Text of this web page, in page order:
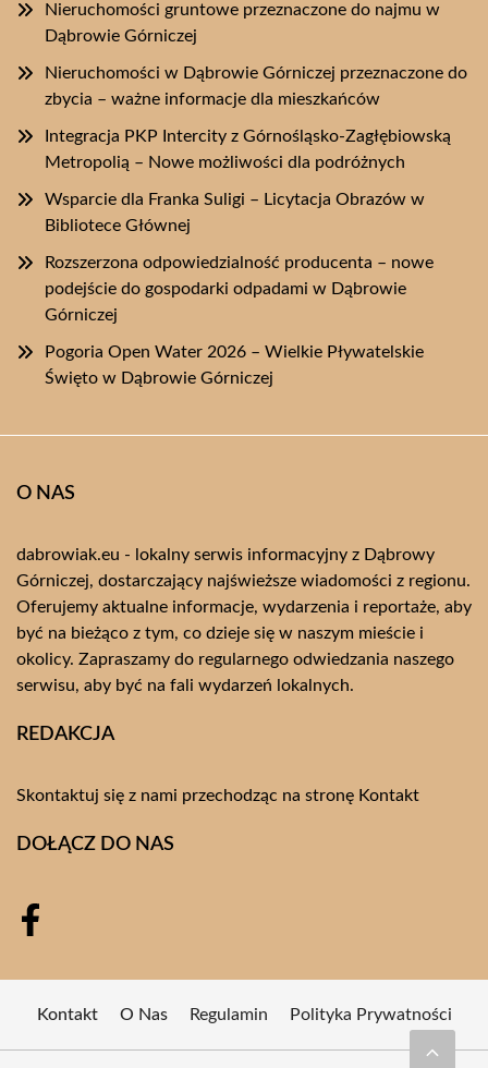
Nieruchomości gruntowe przeznaczone do najmu w
Dąbrowie Górniczej
Nieruchomości w Dąbrowie Górniczej przeznaczone do
zbycia – ważne informacje dla mieszkańców
Integracja PKP Intercity z Górnośląsko-Zagłębiowską
Metropolią – Nowe możliwości dla podróżnych
Wsparcie dla Franka Suligi – Licytacja Obrazów w
Bibliotece Głównej
Rozszerzona odpowiedzialność producenta – nowe
podejście do gospodarki odpadami w Dąbrowie
Górniczej
Pogoria Open Water 2026 – Wielkie Pływatelskie
Święto w Dąbrowie Górniczej
O NAS
dabrowiak.eu - lokalny serwis informacyjny z Dąbrowy
Górniczej, dostarczający najświeższe wiadomości z regionu.
Oferujemy aktualne informacje, wydarzenia i reportaże, aby
być na bieżąco z tym, co dzieje się w naszym mieście i
okolicy. Zapraszamy do regularnego odwiedzania naszego
serwisu, aby być na fali wydarzeń lokalnych.
REDAKCJA
Skontaktuj się z nami przechodząc na stronę Kontakt
DOŁĄCZ DO NAS
Kontakt O Nas Regulamin Polityka Prywatności